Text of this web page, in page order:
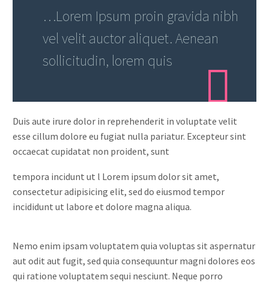
…Lorem Ipsum proin gravida nibh
vel velit auctor aliquet. Aenean
sollicitudin, lorem quis
Duis aute irure dolor in reprehenderit in voluptate velit
esse cillum dolore eu fugiat nulla pariatur. Excepteur sint
occaecat cupidatat non proident, sunt
tempora incidunt ut l Lorem ipsum dolor sit amet,
consectetur adipisicing elit, sed do eiusmod tempor
incididunt ut labore et dolore magna aliqua.
Nemo enim ipsam voluptatem quia voluptas sit aspernatur
aut odit aut fugit, sed quia consequuntur magni dolores eos
qui ratione voluptatem sequi nesciunt. Neque porro